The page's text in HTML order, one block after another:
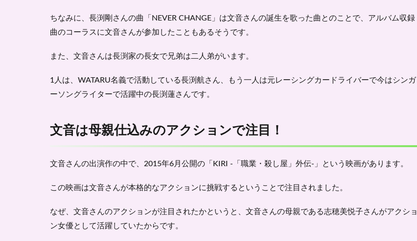
クシ
ョン
目！
文音
の所
は？
の身
は？
ロフ
ィー
ちなみに、長渕剛さんの曲「NEVER CHANGE」は文音さんの誕生を歌った曲とのことで、アルバム収録
曲のコーラスに文音さんが参加したこともあるそうです。
また、文音さんは長渕家の長女で兄弟は二人弟がいます。
1人は、WATARU名義で活動している長渕航さん、もう一人は元レーシングカードライバーで今はシンガ
ーソングライターで活躍中の長渕蓮さんです。
文音は母親仕込みのアクションで注目！
文音さんの出演作の中で、2015年6月公開の「KIRI -「職業・殺し屋」外伝-」という映画があります。
この映画は文音さんが本格的なアクションに挑戦するということで注目されました。
なぜ、文音さんのアクションが注目されたかというと、文音さんの母親である志穂美悦子さんがアクショ
ン女優として活躍 していたからです。